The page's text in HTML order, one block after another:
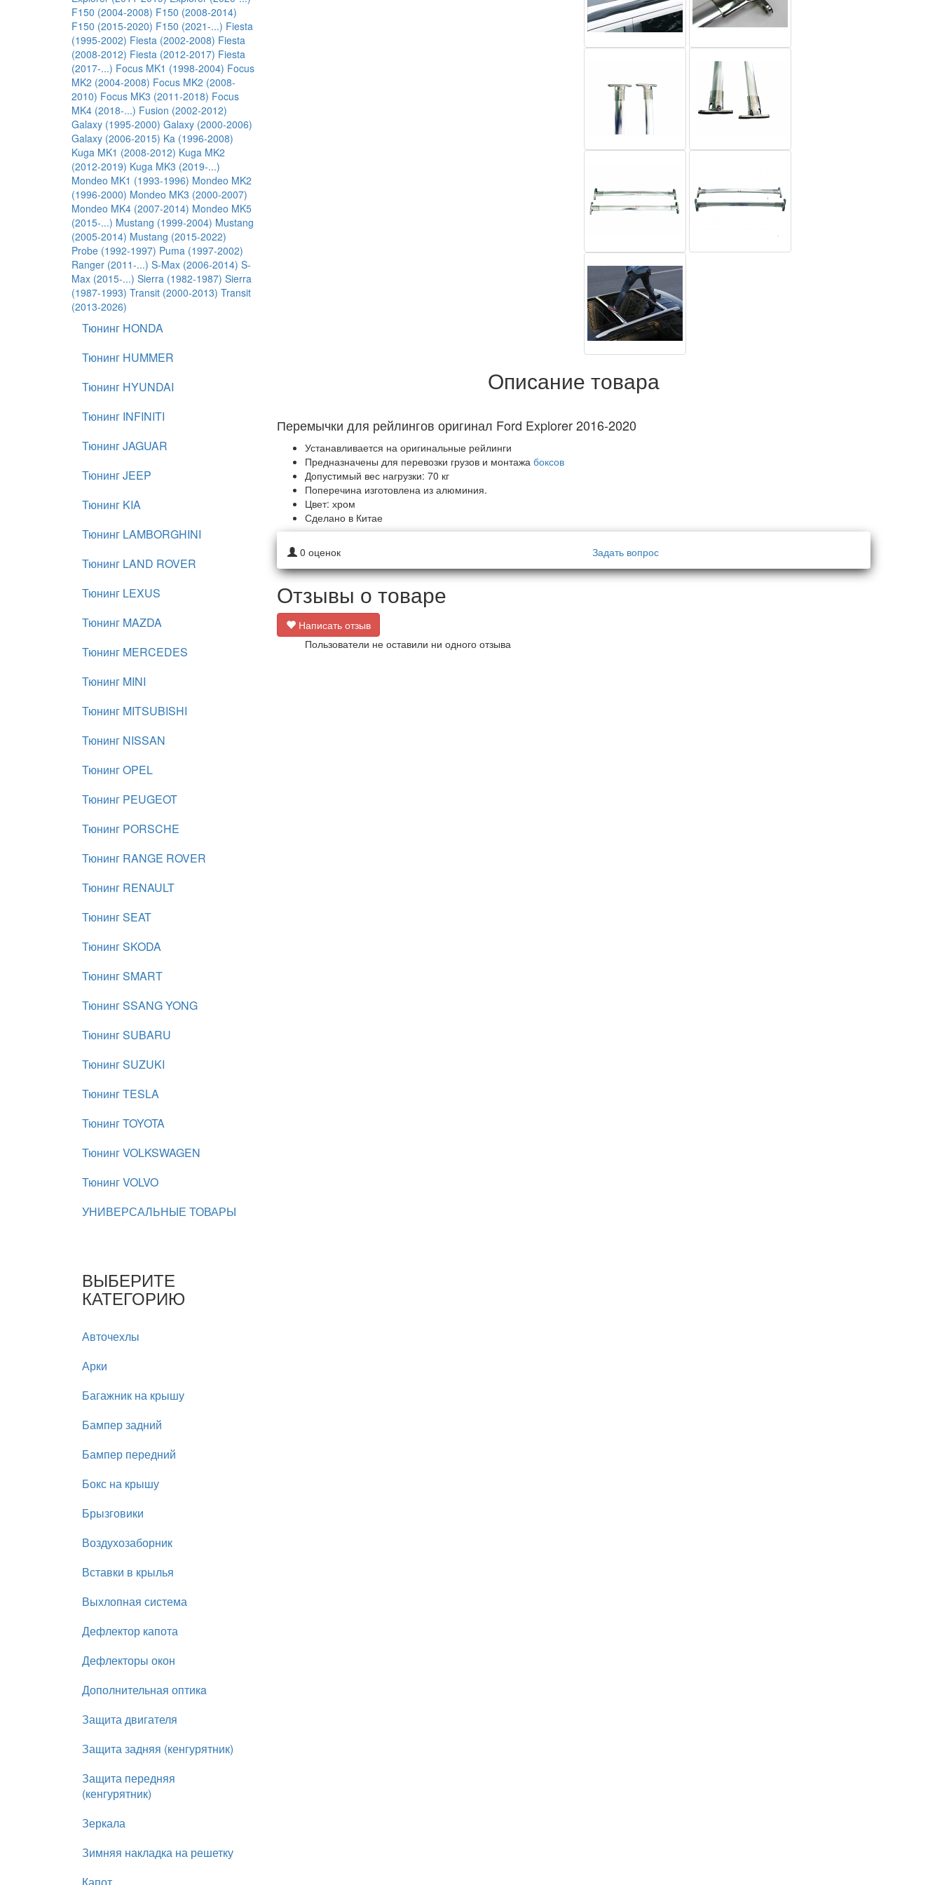
F150 (2004-2008) F150 (2008-2014)
F150 (2015-2020) F150 (2021-...) Fiesta
(1995-2002) Fiesta (2002-2008) Fiesta
(2008-2012) Fiesta (2012-2017) Fiesta
(2017-...) Focus MK1 (1998-2004) Focus
MK2 (2004-2008) Focus MK2 (2008-
2010) Focus MK3 (2011-2018) Focus
MK4 (2018-...) Fusion (2002-2012)
Galaxy (1995-2000) Galaxy (2000-2006)
Galaxy (2006-2015) Ka (1996-2008)
Kuga MK1 (2008-2012) Kuga MK2
(2012-2019) Kuga MK3 (2019-...)
Mondeo MK1 (1993-1996) Mondeo MK2
(1996-2000) Mondeo MK3 (2000-2007)
Mondeo MK4 (2007-2014) Mondeo MK5
(2015-...) Mustang (1999-2004) Mustang
(2005-2014) Mustang (2015-2022)
Probe (1992-1997) Puma (1997-2002)
Ranger (2011-...) S-Max (2006-2014) S-
Max (2015-...) Sierra (1982-1987) Sierra
(1987-1993) Transit (2000-2013) Transit
(2013-2026)
Тюнинг HONDA
Тюнинг HUMMER
Тюнинг HYUNDAI
Тюнинг INFINITI
Тюнинг JAGUAR
Тюнинг JEEP
Тюнинг KIA
Тюнинг LAMBORGHINI
Тюнинг LAND ROVER
Тюнинг LEXUS
Тюнинг MAZDA
Тюнинг MERCEDES
Тюнинг MINI
Тюнинг MITSUBISHI
Тюнинг NISSAN
Тюнинг OPEL
Тюнинг PEUGEOT
Тюнинг PORSCHE
Тюнинг RANGE ROVER
Тюнинг RENAULT
Тюнинг SEAT
Тюнинг SKODA
Тюнинг SMART
Тюнинг SSANG YONG
Тюнинг SUBARU
Тюнинг SUZUKI
Тюнинг TESLA
Тюнинг TOYOTA
Тюнинг VOLKSWAGEN
Тюнинг VOLVO
УНИВЕРСАЛЬНЫЕ ТОВАРЫ
ВЫБЕРИТЕ
КАТЕГОРИЮ
Авточехлы
Арки
Багажник на крышу
Бампер задний
Бампер передний
Бокс на крышу
Брызговики
Воздухозаборник
Вставки в крылья
Выхлопная система
Дефлектор капота
Дефлекторы окон
Дополнительная оптикa
Защита двигателя
Защита задняя (кенгурятник)
Защита передняя
(кенгурятник)
Зеркала
Зимняя накладка на решетку
Описание товара
Перемычки для рейлингов оригинал Ford Explorer 2016-2020
Устанавливается на оригинальные рейлинги
Предназначены для перевозки грузов и монтажа боксов
Допустимый вес нагрузки: 70 кг
Поперечина изготовлена из алюминия.
Цвет: хром
Сделано в Китае
0 оценок Задать вопрос
Отзывы о товаре
Написать отзыв
Пользователи не оставили ни одного отзыва